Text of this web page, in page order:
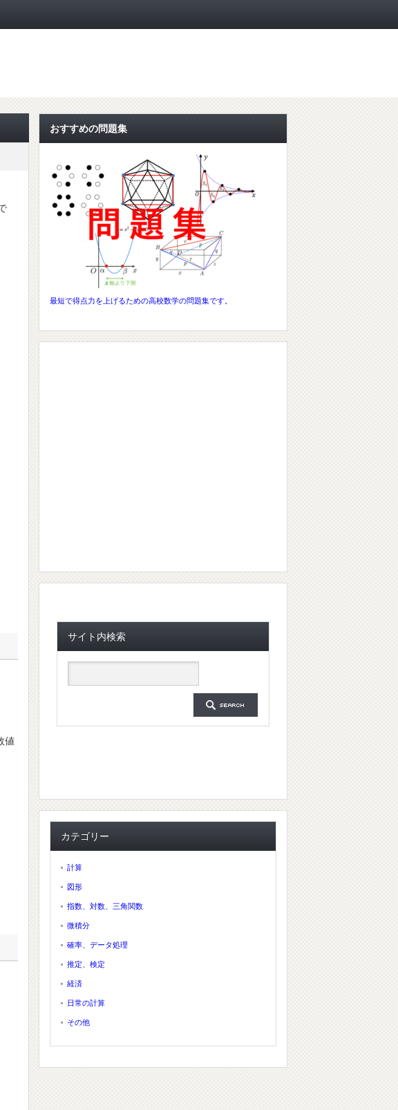
値
おすすめの問題集
最短で得点力を上げるための高校数学の問題集です。
サイト内検索
カテゴリー
計算
図形
指数、対数、三角関数
微積分
確率、データ処理
推定、検定
経済
日常の計算
その他